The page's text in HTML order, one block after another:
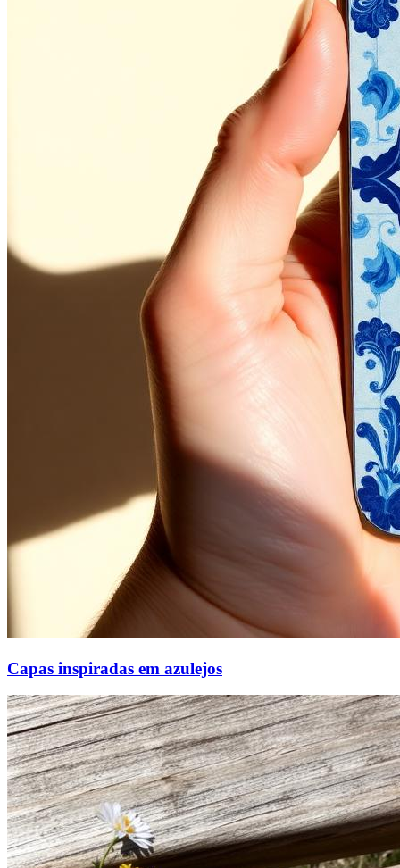
Capas inspiradas em azulejos